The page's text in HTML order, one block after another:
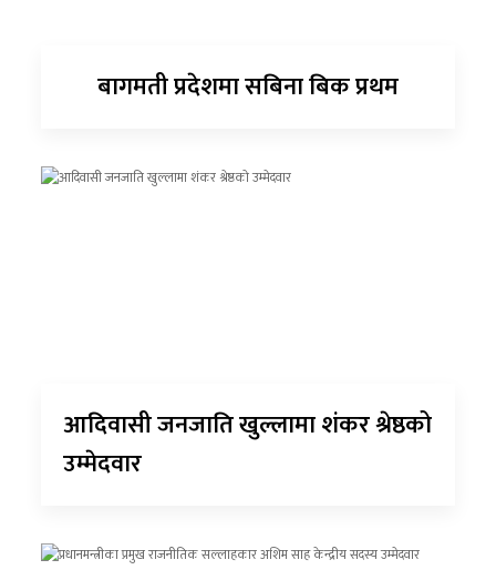
बागमती प्रदेशमा सबिना बिक प्रथम
आदिवासी जनजाति खुल्लामा शंकर श्रेष्ठको
उम्मेदवार